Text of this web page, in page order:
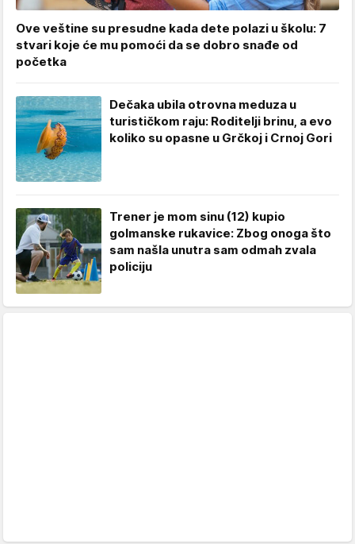
Ove veštine su presudne kada dete polazi u školu: 7
stvari koje će mu pomoći da se dobro snađe od
početka
Dečaka ubila otrovna meduza u
turističkom raju: Roditelji brinu, a evo
koliko su opasne u Grčkoj i Crnoj Gori
Trener je mom sinu (12) kupio
golmanske rukavice: Zbog onoga što
sam našla unutra sam odmah zvala
policiju